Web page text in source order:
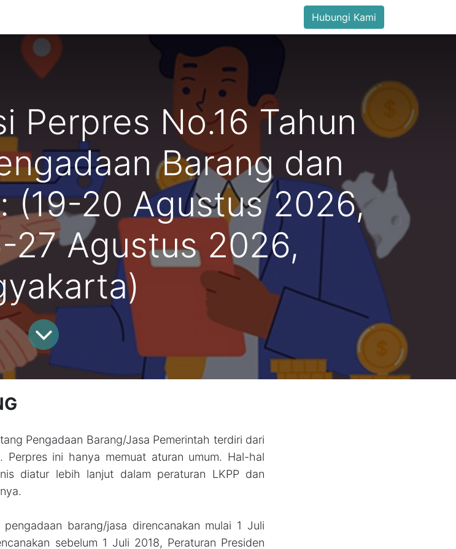
Hubungi Kami
Perpres No.16 Tahun
Barang dan
(19-20 Agustus 2026,
27 Agustus 2026,
Pengadaan Barang/Jasa Pemerintah terdiri dari
ini hanya memuat aturan umum. Hal-hal
diatur lebih lanjut dalam peraturan LKPP dan
barang/jasa direncanakan mulai 1 Juli
sebelum 1 Juli 2018, Peraturan Presiden